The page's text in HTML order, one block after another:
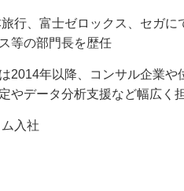
行、富士ゼロックス、セガに
等の部門長を歴任
2014年以降、コンサル企業や
やデータ分析支援など幅広く
入社